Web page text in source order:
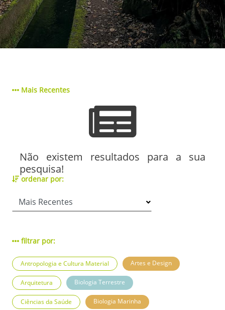
Mais Recentes
Não existem resultados para a sua
pesquisa!
ordenar por:
filtrar por:
Antropologia e Cultura Material Artes e Design
Arquitetura Biologia Terrestre
Ciências da Saúde Biologia Marinha